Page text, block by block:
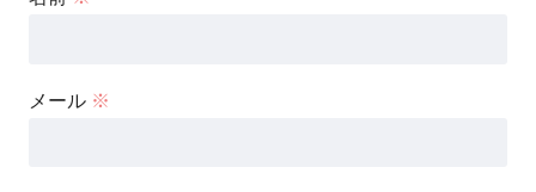
メール ※